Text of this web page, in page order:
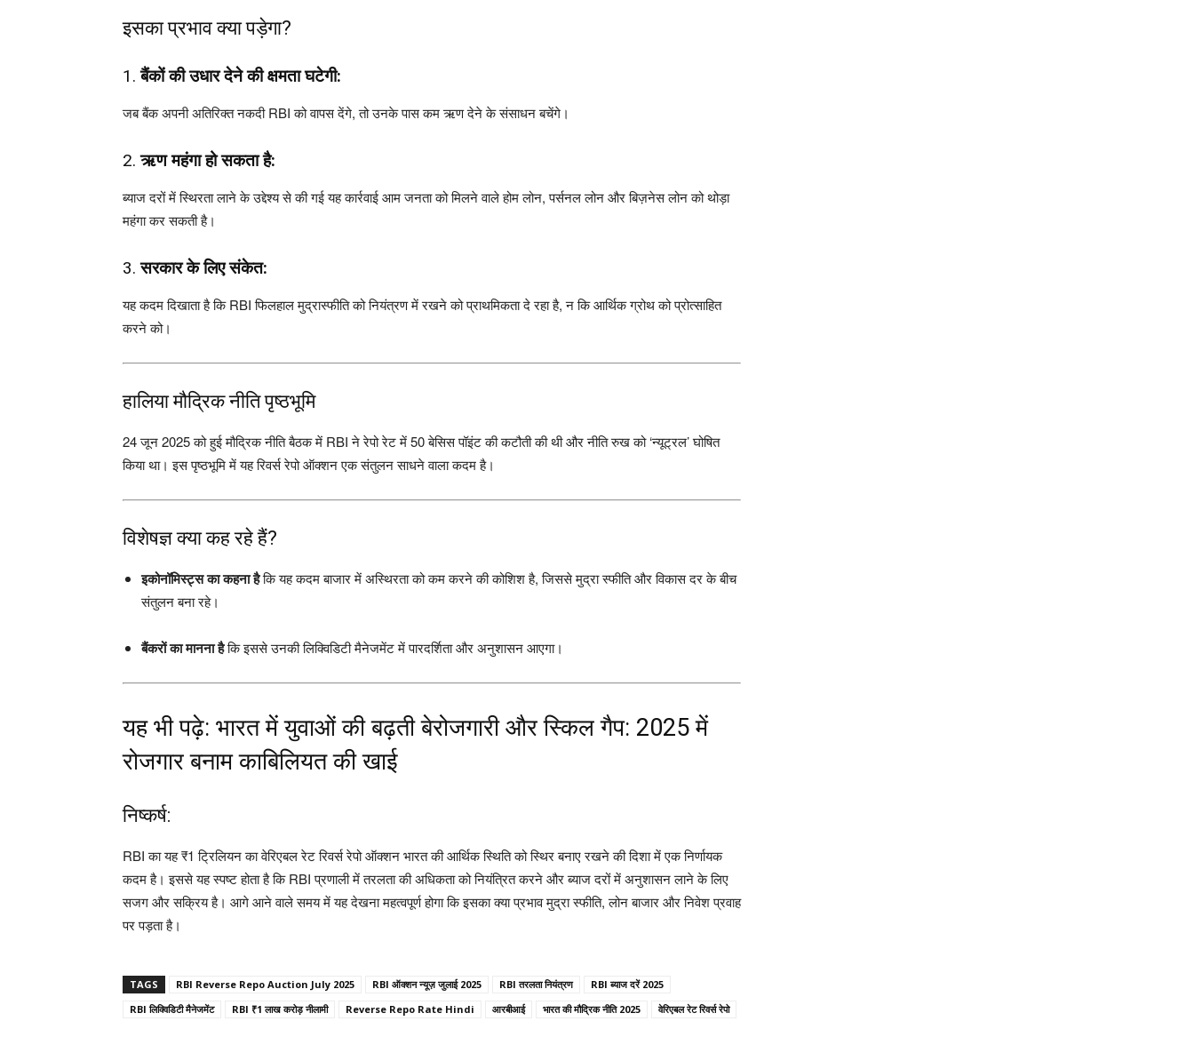
इसका प्रभाव क्या पड़ेगा?
1.बैंकों की उधार देने की क्षमता घटेगी:
जब बैंक अपनी अतिरिक्त नकदी RBI को वापस देंगे, तो उनके पास कम ऋण देने के संसाधन बचेंगे।
2.ऋण महंगा हो सकता है:
ब्याज दरों में स्थिरता लाने के उद्देश्य से की गई यह कार्रवाई आम जनता को मिलने वाले होम लोन, पर्सनल लोन और बिज़नेस लोन को थोड़ा
महंगा कर सकती है।
3.सरकार के लिए संकेत:
यह कदम दिखाता है कि RBI फिलहाल मुद्रास्फीति को नियंत्रण में रखने को प्राथमिकता दे रहा है, न कि आर्थिक ग्रोथ को प्रोत्साहित
करने को।
हालिया मौद्रिक नीति पृष्ठभूमि
24 जून 2025 को हुई मौद्रिक नीति बैठक में RBI ने रेपो रेट में 50 बेसिस पॉइंट की कटौती की थी और नीति रुख को ‘न्यूट्रल’ घोषित
किया था। इस पृष्ठभूमि में यह रिवर्स रेपो ऑक्शन एक संतुलन साधने वाला कदम है।
विशेषज्ञ क्या कह रहे हैं?
इकोनॉमिस्ट्स का कहना हैकि यह कदम बाजार में अस्थिरता को कम करने की कोशिश है, जिससे मुद्रा स्फीति और विकास दर के बीच
संतुलन बना रहे।
बैंकरों का मानना हैकि इससे उनकी लिक्विडिटी मैनेजमेंट में पारदर्शिता और अनुशासन आएगा।
यह भी पढ़े: भारत में युवाओं की बढ़ती बेरोजगारी और स्किल गैप: 2025 में
रोजगार बनाम काबिलियत की खाई
निष्कर्ष:
RBI का यह ₹1 ट्रिलियन का वेरिएबल रेट रिवर्स रेपो ऑक्शन भारत की आर्थिक स्थिति को स्थिर बनाए रखने की दिशा में एक निर्णायक
कदम है। इससे यह स्पष्ट होता है कि RBI प्रणाली में तरलता की अधिकता को नियंत्रित करने और ब्याज दरों में अनुशासन लाने के लिए
सजग और सक्रिय है। आगे आने वाले समय में यह देखना महत्वपूर्ण होगा कि इसका क्या प्रभाव मुद्रा स्फीति, लोन बाजार और निवेश प्रवाह
पर पड़ता है।
TAGS RBI Reverse Repo Auction July 2025 RBI ऑक्शन न्यूज़ जुलाई 2025 RBI तरलता नियंत्रण
RBI ब्याज दरें 2025
RBI लिक्विडिटी मैनेजमेंट
RBI ₹1 लाख करोड़ नीलामी Reverse Repo Rate Hindi आरबीआई भारत की मौद्रिक नीति 2025 वेरिएबल रेट रिवर्स रेपो